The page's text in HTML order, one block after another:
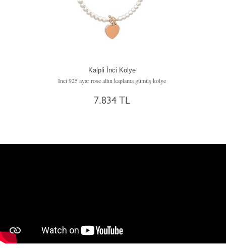
Kalpli İnci Kolye
Inci 925 ayar rose altın kaplama gümüş kolye
7.834 TL